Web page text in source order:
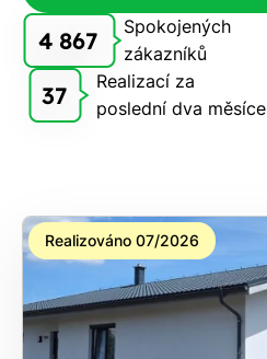
4 867
Spokojených
zákazníků
37
Realizací za
poslední dva měsíce
Realizováno 07/2026